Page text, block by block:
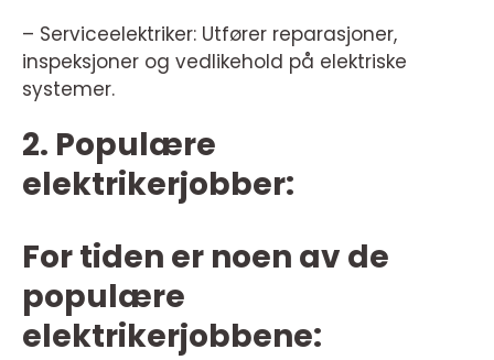
– Serviceelektriker: Utfører reparasjoner,
inspeksjoner og vedlikehold på elektriske
systemer.
2. Populære
elektrikerjobber:
For tiden er noen av de
populære
elektrikerjobbene: